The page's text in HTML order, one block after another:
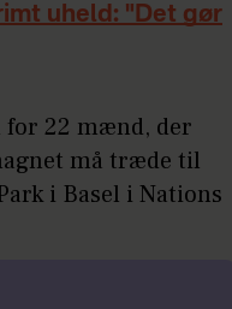
uheld: "Det gør
for 22 mænd, der
må træde til
i Basel i Nations